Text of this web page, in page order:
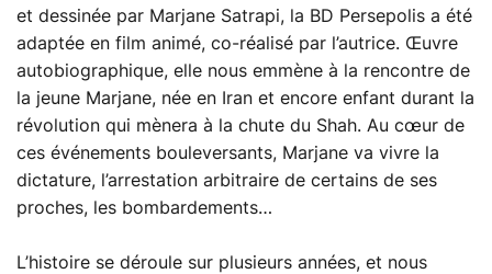
et dessinée par Marjane Satrapi, la BD Persepolis a été
adaptée en film animé, co-réalisé par l’autrice. Œuvre
autobiographique, elle nous emmène à la rencontre de
la jeune Marjane, née en Iran et encore enfant durant la
révolution qui mènera à la chute du Shah. Au cœur de
ces événements bouleversants, Marjane va vivre la
dictature, l’arrestation arbitraire de certains de ses
proches, les bombardements…
L’histoire se déroule sur plusieurs années, et nous